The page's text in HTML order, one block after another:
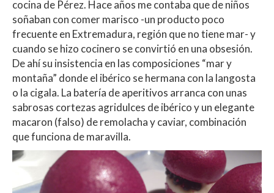
cocina de Pérez. Hace años me contaba que de niños
soñaban con comer marisco -un producto poco
frecuente en Extremadura, región que no tiene mar- y
cuando se hizo cocinero se convirtió en una obsesión.
De ahí su insistencia en las composiciones “mar y
montaña” donde el ibérico se hermana con la langosta
o la cigala. La batería de aperitivos arranca con unas
sabrosas cortezas agridulces de ibérico y un elegante
macaron (falso) de remolacha y caviar, combinación
que funciona de maravilla.